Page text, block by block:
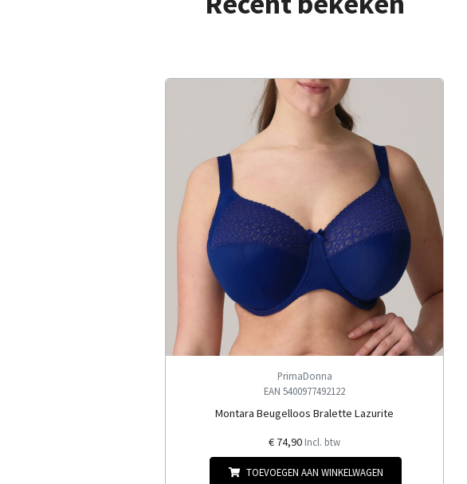
PrimaDonna
EAN 5400977492122
Montara Beugelloos Bralette Lazurite
€ 74,90 Incl. btw
TOEVOEGEN AAN WINKELWAGEN